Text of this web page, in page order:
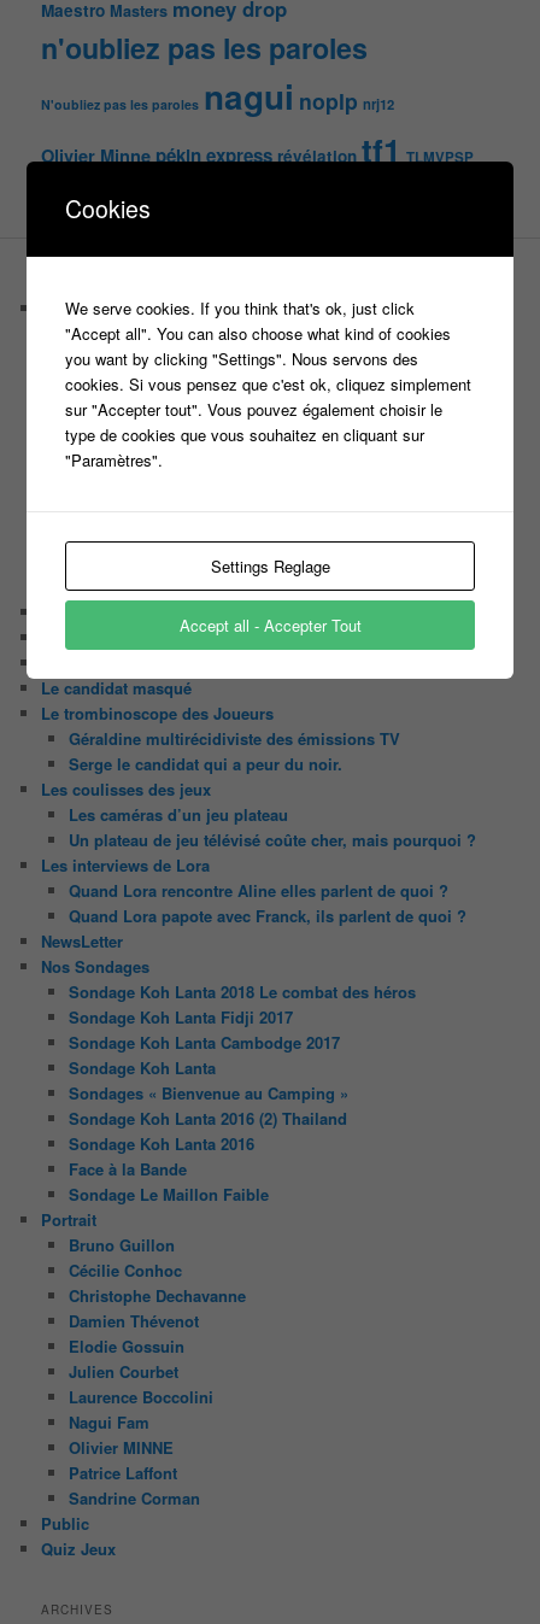
Maestro Masters money drop
n'oubliez pas les paroles
N'oubliez pas les paroles nagui noplp nrj12
Olivier Minne pékin express révélation tf1 TLMVPSP
Castings
C’est quoi un casteur ?
C’est quoi un directeur de casting ?
Harry
Motus
Slam
C’est quoi un casting ?
Les 12 coups de midi
Les Z’Amours
N’oubliez Pas Les Paroles
Tout le monde veut prendre sa place
Le candidat masqué
Le trombinoscope des Joueurs
Géraldine multirécidiviste des émissions TV
Serge le candidat qui a peur du noir.
Les coulisses des jeux
Les caméras d’un jeu plateau
Un plateau de jeu télévisé coûte cher, mais pourquoi ?
Les interviews de Lora
Quand Lora rencontre Aline elles parlent de quoi ?
Quand Lora papote avec Franck, ils parlent de quoi ?
NewsLetter
Nos Sondages
Sondage Koh Lanta 2018 Le combat des héros
Sondage Koh Lanta Fidji 2017
Sondage Koh Lanta Cambodge 2017
Sondage Koh Lanta
Sondages « Bienvenue au Camping »
Sondage Koh Lanta 2016 (2) Thailand
Sondage Koh Lanta 2016
Face à la Bande
Sondage Le Maillon Faible
Portrait
Bruno Guillon
Cécilie Conhoc
Christophe Dechavanne
Damien Thévenot
Elodie Gossuin
Julien Courbet
Laurence Boccolini
Nagui Fam
Olivier MINNE
Patrice Laffont
Sandrine Corman
Public
Quiz Jeux
ARCHIVES
Cookies
We serve cookies. If you think that's ok, just click
"Accept all". You can also choose what kind of cookies
you want by clicking "Settings". Nous servons des
cookies. Si vous pensez que c'est ok, cliquez simplement
sur "Accepter tout". Vous pouvez également choisir le
type de cookies que vous souhaitez en cliquant sur
"Paramètres".
Settings Reglage
Accept all - Accepter Tout